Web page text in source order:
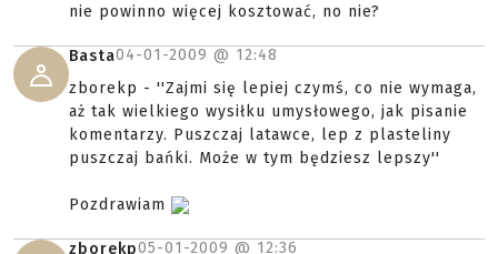
nie powinno więcej kosztować, no nie?
Basta04-01-2009 @ 12:48
zborekp - ''Zajmi się lepiej czymś, co nie wymaga,
aż tak wielkiego wysiłku umysłowego, jak pisanie
komentarzy. Puszczaj latawce, lep z plasteliny
puszczaj bańki. Może w tym będziesz lepszy''
Pozdrawiam
zborekp05-01-2009 @ 12:36